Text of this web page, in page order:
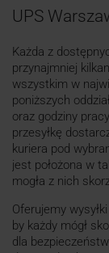
UPS
Każda z
przynajmniej
wszystkim w
poniższych
oraz godziny
przesyłkę
kuriera pod
jest położona w
mogła z nich
Oferujemy
by każdy mógł
dla